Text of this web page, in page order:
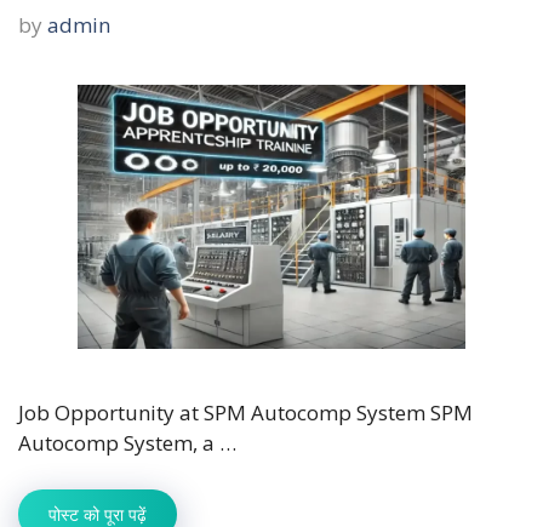
by admin
Job Opportunity at SPM Autocomp System SPM
Autocomp System, a …
पोस्ट को पूरा पढ़ें